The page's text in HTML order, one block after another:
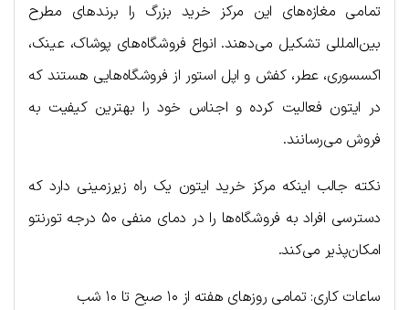
تمامی مغازه‌های این مرکز خرید بزرگ را برندهای مطرح
بین‌المللی تشکیل می‌دهند. انواع فروشگاه‌های پوشاک، عینک،
اکسسوری، عطر، کفش و اپل استور از فروشگاه‌هایی هستند که
در ایتون فعالیت کرده و اجناس خود را بهترین کیفیت به
فروش می‌رسانند.
نکته جالب اینکه مرکز خرید ایتون یک راه زیرزمینی دارد که
دسترسی افراد به فروشگاه‌ها را در دمای منفی ۵۰ درجه تورنتو
امکان‌پذیر می‌کند.
ساعات کاری: تمامی روزهای هفته از ۱۰ صبح تا ۱۰ شب